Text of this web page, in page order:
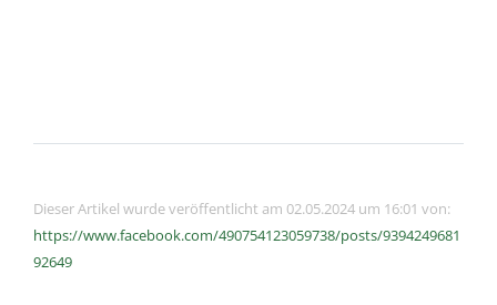
Dieser Artikel wurde veröffentlicht am 02.05.2024 um 16:01 von:
https://www.facebook.com/490754123059738/posts/9394249681
92649